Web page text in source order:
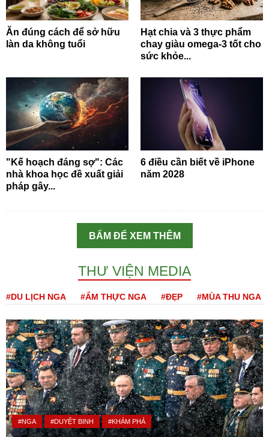
Ăn đúng cách để sở hữu
làn da không tuổi
Hạt chia và 3 thực phẩm
chay giàu omega-3 tốt cho
sức khỏe...
"Kế hoạch đáng sợ": Các
nhà khoa học đề xuất giải
pháp gây...
6 điều cần biết về iPhone
năm 2028
BẤM ĐỂ XEM THÊM
THƯ VIỆN MEDIA
#DU LỊCH NGA #ẨM THỰC NGA #ĐẸP #MÙA THU NGA
#NGA #DUYỆT BINH #KHÁM PHÁ